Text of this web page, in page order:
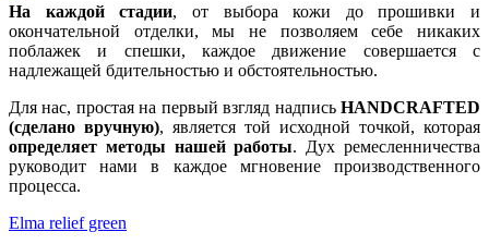
На каждой стадии, от выбора кожи до прошивки и
окончательной отделки, мы не позволяем себе никаких
поблажек и спешки, каждое движение совершается с
надлежащей бдительностью и обстоятельностью.
Для нас, простая на первый взгляд надпись HANDCRAFTED
(сделано вручную), является той исходной точкой, которая
определяет методы нашей работы. Дух ремесленничества
руководит нами в каждое мгновение производственного
процесса.
Elma relief green